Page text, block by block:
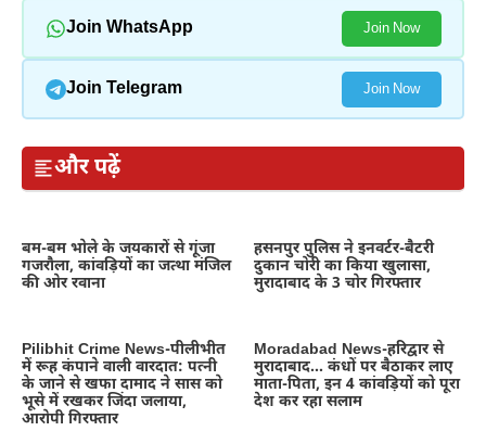
Join WhatsApp Join Now
Join Telegram Join Now
और पढ़ें
बम-बम भोले के जयकारों से गूंजा
गजरौला, कांवड़ियों का जत्था मंजिल
की ओर रवाना
हसनपुर पुलिस ने इनवर्टर-बैटरी
दुकान चोरी का किया खुलासा,
मुरादाबाद के 3 चोर गिरफ्तार
Pilibhit Crime News-पीलीभीत
में रूह कंपाने वाली वारदात: पत्नी
के जाने से खफा दामाद ने सास को
भूसे में रखकर जिंदा जलाया,
आरोपी गिरफ्तार
Moradabad News-हरिद्वार से
मुरादाबाद… कंधों पर बैठाकर लाए
माता-पिता, इन 4 कांवड़ियों को पूरा
देश कर रहा सलाम